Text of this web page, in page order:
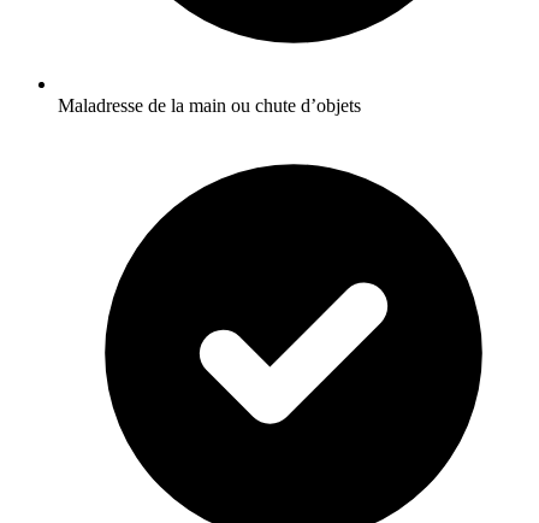
Maladresse de la main ou chute d’objets